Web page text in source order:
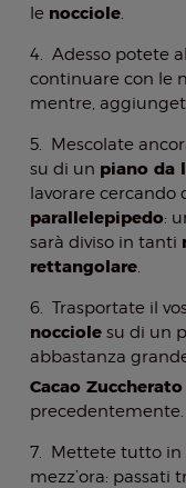
le nocciole.
4. Adesso potete
continuare con le
mentre,
5. Mescolate
su di un piano da
lavorare cercando
parallelepipedo:
sarà diviso in tanti
rettangolare.
6. Trasportate il
nocciolesu di un
abbastanza
Cacao
precedentemente.
7. Mettete tutto in
mezz’ora: passati